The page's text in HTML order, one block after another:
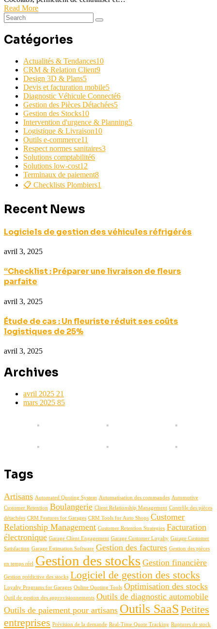
Read More
Catégories
Actualités & Tendances10
CRM & Relation Client9
Design 3D & Plans5
Devis et facturation mobile5
Diagnostic Véhicule Connecté6
Gestion des Pièces Détachées5
Gestion des Stocks10
Intervention d'urgence & Planning5
Logistique & Livraison10
Outils e-commerce11
Respect normes sanitaires3
Solutions comptabilité6
Solutions low-cost12
Terminaux de paiement8
📋 Checklists Plombiers1
Recent News
Logiciels de gestion des véhicules réfrigérés
avril 3, 2025
“Checklist : Préparer une livraison de fleurs
parfaite
avril 3, 2025
Étude de cas : Un fleuriste réduit ses coûts
logistiques de 25%
avril 3, 2025
Archives
avril 2025 21
mars 2025 85
Tags
Artisans Automated Quoting System Automatisation des commandes Automotive
Customer Retention Boulangerie Client Relationship Management Contrôle des pièces
détachées CRM Features for Garages CRM Tools for Auto Shops Customer
Relationship Management Customer Retention Strategies Facturation
électronique Garage Client Engagement Garage Customer Loyalty Garage Customer
Satisfaction Garage Estimation Software Gestion des factures Gestion des pièces
en temps réel Gestion des stocks Gestion financière
Gestion prédictive des stocks Logiciel de gestion des stocks
Loyalty Programs for Garages Online Quoting Tools Optimisation des stocks
Outil de gestion des approvisionnements Outils de diagnostic automobile
Outils de paiement pour artisans Outils SaaS Petites
entreprises Prévision de la demande Real-Time Quote Tracking Ruptures de stock